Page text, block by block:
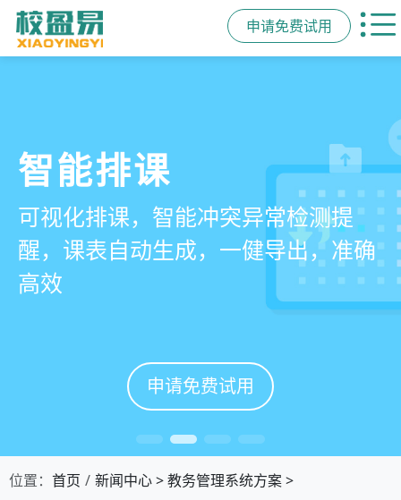
申请免费试用
管学校，用校盈易
培训机构教务管理系
统
有效提升运营管理效率45%
申请免费试用
智能排课
可视化排课，智能冲突异常检测提
醒，课表自动生成，一健导出，准确
高效
申请免费试用
课时统计
学员签到同步扣减课时，老师带课量
自动统计、汇总，数据清晰可查免扯
皮
申请免费试用
家校互动
一部手机链接教师、学员、家长，沟
通互动零距离，服务贴心铸口碑促续
费
申请免费试用
位置： 首页 新闻中心>教务管理系统方案>